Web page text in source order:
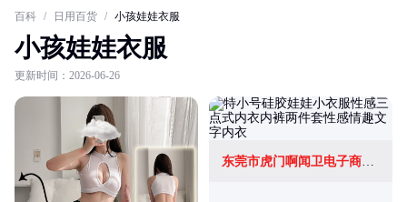
百科 / 日用百货 / 小孩娃娃衣服
小孩娃娃衣服
更新时间：2026-06-26
东莞市虎门啊闻卫电子商务行(个体工商户)